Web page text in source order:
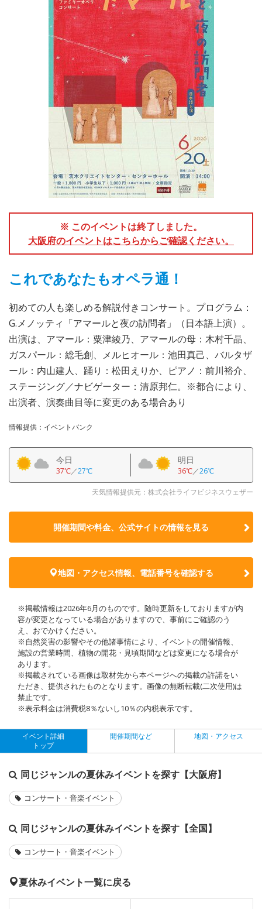
※ このイベントは終了しました。
大阪府のイベントはこちらからご確認ください。
これであなたもオペラ通！
初めての人も楽しめる解説付きコンサート。プログラム：
G.メノッティ「アマールと夜の訪問者」（日本語上演）。
出演は、アマール：粟津綾乃、アマールの母：木村千晶、
ガスパール：総毛創、メルヒオール：池田真己、バルタザ
ール：内山建人、踊り：松田えりか、ピアノ：前川裕介、
ステージング／ナビゲーター：清原邦仁。※都合により、
出演者、演奏曲目等に変更のある場合あり
情報提供：イベントバンク
今日
37℃／27℃
明日
36℃／26℃
天気情報提供元：株式会社ライフビジネスウェザー
開催期間や料金、公式サイトの情報を見る
地図・アクセス情報、電話番号を確認する
※掲載情報は2026年6月のものです。随時更新をしておりますが内
容が変更となっている場合がありますので、事前にご確認のう
え、おでかけください。
※自然災害の影響やその他諸事情により、イベントの開催情報、
施設の営業時間、植物の開花・見頃期間などは変更になる場合が
あります。
※掲載されている画像は取材先から本ページへの掲載の許諾をい
ただき、提供されたものとなります。画像の無断転載(二次使用)は
禁止です。
※表示料金は消費税8％ないし10％の内税表示です。
イベント詳細
トップ
開催期間など 地図・アクセス
同じジャンルの夏休みイベントを探す【大阪府】
コンサート・音楽イベント
同じジャンルの夏休みイベントを探す【全国】
コンサート・音楽イベント
夏休みイベント一覧に戻る